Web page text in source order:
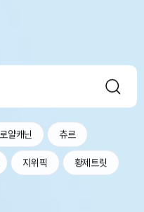
로얄캐닌 츄르
지위픽 황제트릿